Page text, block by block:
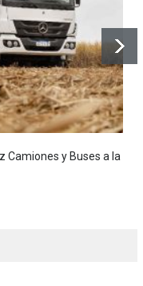
Camiones y Buses a la